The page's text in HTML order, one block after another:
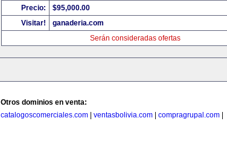
Precio:
$95,000.00
Visitar!
ganaderia.com
Serán consideradas ofertas
Otros dominios en venta:
catalogoscomerciales.com
ventasbolivia.com compragrupal.com